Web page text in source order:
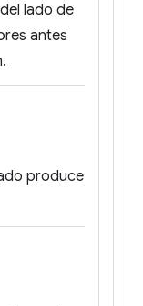
lado de
antes
produce